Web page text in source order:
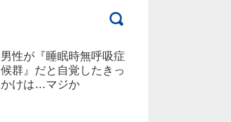
男性が『睡眠時無呼吸症
候群』だと自覚したきっ
かけは…マジか